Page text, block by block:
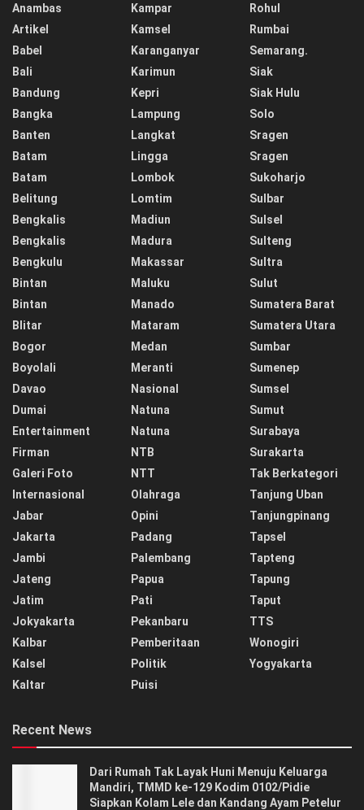
Anambas
Artikel
Babel
Bali
Bandung
Bangka
Banten
Batam
Batam
Belitung
Bengkalis
Bengkalis
Bengkulu
Bintan
Bintan
Blitar
Bogor
Boyolali
Davao
Dumai
Entertainment
Firman
Galeri Foto
Internasional
Jabar
Jakarta
Jambi
Jateng
Jatim
Jokyakarta
Kalbar
Kalsel
Kaltar
Kampar
Kamsel
Karanganyar
Karimun
Kepri
Lampung
Langkat
Lingga
Lombok
Lomtim
Madiun
Madura
Makassar
Maluku
Manado
Mataram
Medan
Meranti
Nasional
Natuna
Natuna
NTB
NTT
Olahraga
Opini
Padang
Palembang
Papua
Pati
Pekanbaru
Pemberitaan
Politik
Puisi
Rohul
Rumbai
Semarang.
Siak
Siak Hulu
Solo
Sragen
Sragen
Sukoharjo
Sulbar
Sulsel
Sulteng
Sultra
Sulut
Sumatera Barat
Sumatera Utara
Sumbar
Sumenep
Sumsel
Sumut
Surabaya
Surakarta
Tak Berkategori
Tanjung Uban
Tanjungpinang
Tapsel
Tapteng
Tapung
Taput
TTS
Wonogiri
Yogyakarta
Recent News
Dari Rumah Tak Layak Huni Menuju Keluarga
Mandiri, TMMD ke-129 Kodim 0102/Pidie
Siapkan Kolam Lele dan Kandang Ayam Petelur